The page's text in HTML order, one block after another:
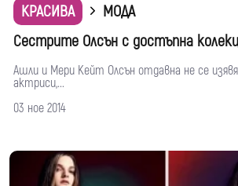
КРАСИВА
МОДА
Сестрите Олсън с достъпна
Ашли и Мери Кейт Олсън отдавна не се
актриси,...
03 ное 2014